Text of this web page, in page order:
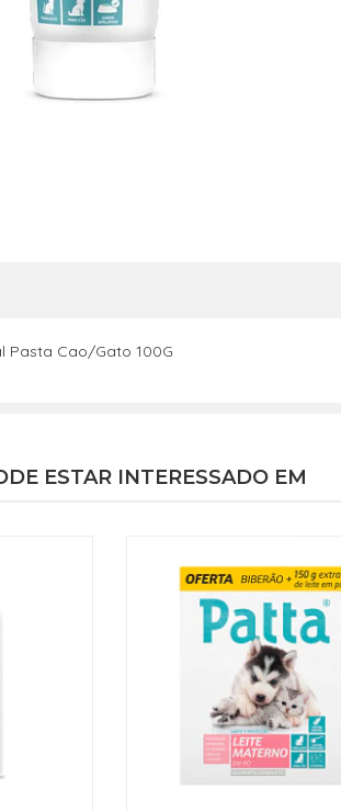
Pasta Cao/Gato 100G
ESTAR INTERESSADO EM